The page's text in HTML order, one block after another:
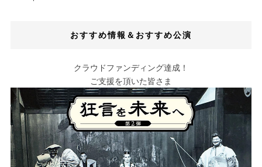
おすすめ情報＆おすすめ公演
クラウドファンディング達成！
ご支援を頂いた皆さま